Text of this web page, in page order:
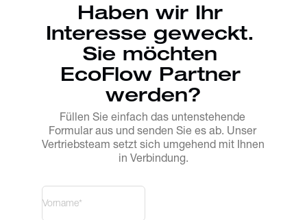
Haben wir Ihr
Interesse geweckt.
Sie möchten
EcoFlow Partner
werden?
Füllen Sie einfach das untenstehende
Formular aus und senden Sie es ab. Unser
Vertriebsteam setzt sich umgehend mit Ihnen
in Verbindung.